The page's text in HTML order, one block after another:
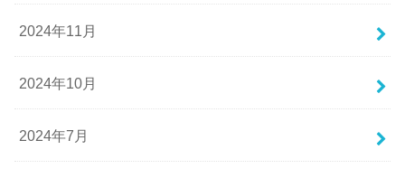
2024年11月
2024年10月
2024年7月